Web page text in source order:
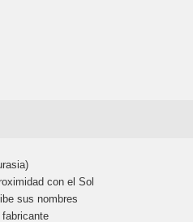
con el Sol
sus nombres